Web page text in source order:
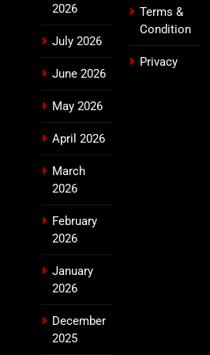
मुख्यमंत्री चौम्पियनशिप ट्रॉफी का मंच,
न्याय पंचायत से राज्य स्तर तक होगा
प्रतिभा का प्रदर्शन
2026
July 2026
June 2026
May 2026
April 2026
March
2026
February
2026
January
2026
December
2025
Terms &
Condition
Privacy